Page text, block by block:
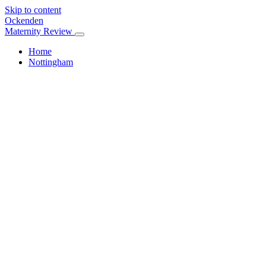
Skip to content
Ockenden
Maternity Review
Home
Nottingham